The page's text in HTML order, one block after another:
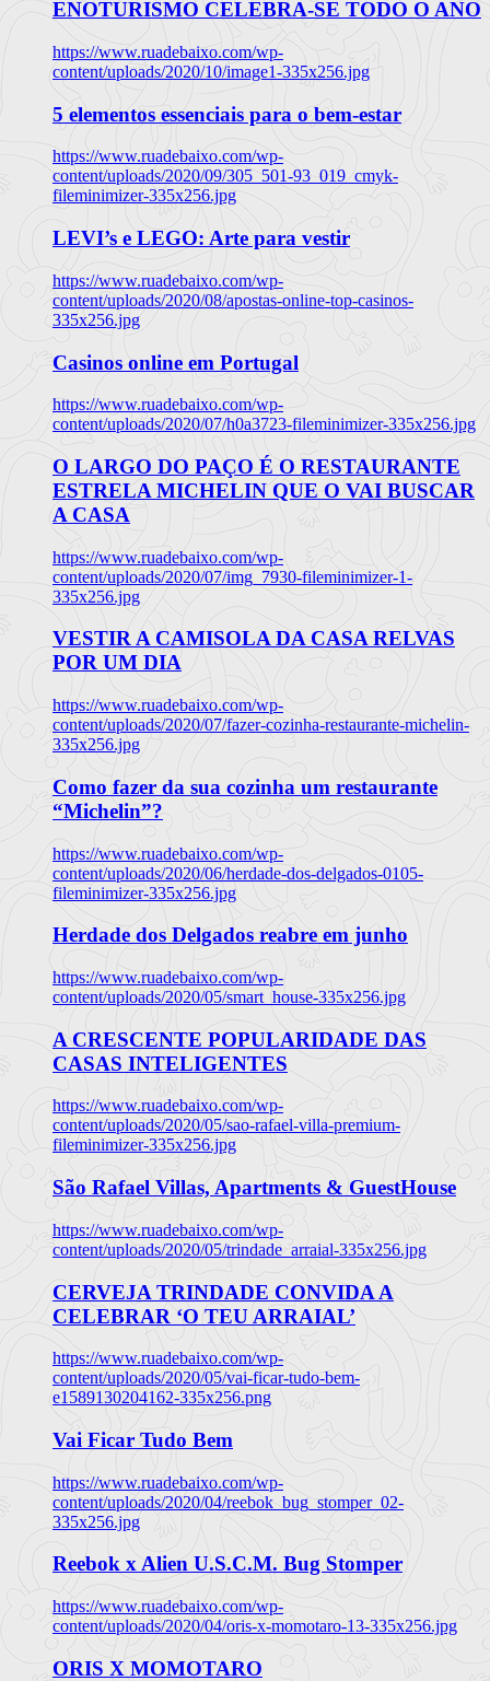
ENOTURISMO CELEBRA-SE TODO O ANO
https://www.ruadebaixo.com/wp-
content/uploads/2020/10/image1-335x256.jpg
5 elementos essenciais para o bem-estar
https://www.ruadebaixo.com/wp-
content/uploads/2020/09/305_501-93_019_cmyk-
fileminimizer-335x256.jpg
LEVI’s e LEGO: Arte para vestir
https://www.ruadebaixo.com/wp-
content/uploads/2020/08/apostas-online-top-casinos-
335x256.jpg
Casinos online em Portugal
https://www.ruadebaixo.com/wp-
content/uploads/2020/07/h0a3723-fileminimizer-335x256.jpg
O LARGO DO PAÇO É O RESTAURANTE
ESTRELA MICHELIN QUE O VAI BUSCAR
A CASA
https://www.ruadebaixo.com/wp-
content/uploads/2020/07/img_7930-fileminimizer-1-
335x256.jpg
VESTIR A CAMISOLA DA CASA RELVAS
POR UM DIA
https://www.ruadebaixo.com/wp-
content/uploads/2020/07/fazer-cozinha-restaurante-michelin-
335x256.jpg
Como fazer da sua cozinha um restaurante
“Michelin”?
https://www.ruadebaixo.com/wp-
content/uploads/2020/06/herdade-dos-delgados-0105-
fileminimizer-335x256.jpg
Herdade dos Delgados reabre em junho
https://www.ruadebaixo.com/wp-
content/uploads/2020/05/smart_house-335x256.jpg
A CRESCENTE POPULARIDADE DAS
CASAS INTELIGENTES
https://www.ruadebaixo.com/wp-
content/uploads/2020/05/sao-rafael-villa-premium-
fileminimizer-335x256.jpg
São Rafael Villas, Apartments & GuestHouse
https://www.ruadebaixo.com/wp-
content/uploads/2020/05/trindade_arraial-335x256.jpg
CERVEJA TRINDADE CONVIDA A
CELEBRAR ‘O TEU ARRAIAL’
https://www.ruadebaixo.com/wp-
content/uploads/2020/05/vai-ficar-tudo-bem-
e1589130204162-335x256.png
Vai Ficar Tudo Bem
https://www.ruadebaixo.com/wp-
content/uploads/2020/04/reebok_bug_stomper_02-
335x256.jpg
Reebok x Alien U.S.C.M. Bug Stomper
https://www.ruadebaixo.com/wp-
content/uploads/2020/04/oris-x-momotaro-13-335x256.jpg
ORIS X MOMOTARO